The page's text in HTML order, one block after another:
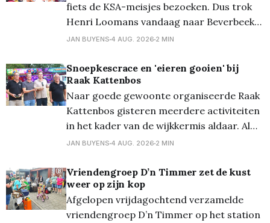
formule. In plaats van de traditionele
fiets de KSA-meisjes bezoeken. Dus trok
Henri Loomans vandaag naar Beverbeek
in Hamont-Achel bij de bivakplaats van de
er voor de 13de keer kookmoeder en we
mogen telkens mee-eten! Samen met de
65 meisjes
JAN BUYENS 4 AUG. 2026 2 MIN
Snoepkescrace en 'eieren gooien' bij
Raak Kattenbos
Naar goede gewoonte organiseerde Raak
Kattenbos gisteren meerdere activiteiten
in het kader van de wijkkermis aldaar. Al
even traditioneel werd van start gegaan
eerst de 1 tot 3-jarigen en nadien de 4 tot
6-jaringen zoveel mogelijk snoep moesten
verzamelen op een parcours (waar
JAN BUYENS 4 AUG. 2026 2 MIN
​Vriendengroep D’n Timmer zet de kust
weer op zijn kop
Afgelopen vrijdagochtend verzamelde
vriendengroep D’n Timmer op het station